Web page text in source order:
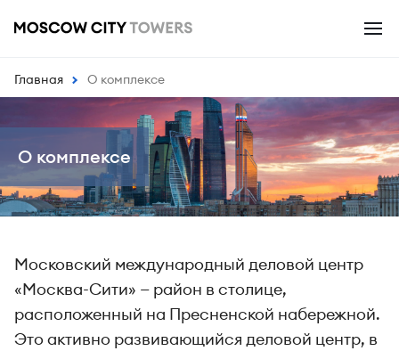
Главная О комплексе
О комплексе
Московский международный деловой центр
«Москва-Сити» — район в столице,
расположенный на Пресненской набережной.
Это активно развивающийся деловой центр, в